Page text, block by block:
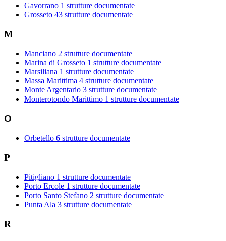
Gavorrano 1 strutture documentate
Grosseto 43 strutture documentate
M
Manciano 2 strutture documentate
Marina di Grosseto 1 strutture documentate
Marsiliana 1 strutture documentate
Massa Marittima 4 strutture documentate
Monte Argentario 3 strutture documentate
Monterotondo Marittimo 1 strutture documentate
O
Orbetello 6 strutture documentate
P
Pitigliano 1 strutture documentate
Porto Ercole 1 strutture documentate
Porto Santo Stefano 2 strutture documentate
Punta Ala 3 strutture documentate
R